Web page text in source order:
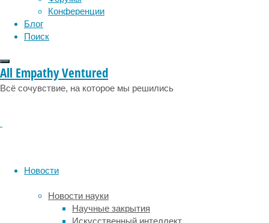
Конференции
Блог
Поиск
All Empathy Ventured
Всё сочувствие, на которое мы решились
Новости
Новости науки
Научные закрытия
Искусственный интеллект
но
также
вызывают
Biology
В головном
мозге